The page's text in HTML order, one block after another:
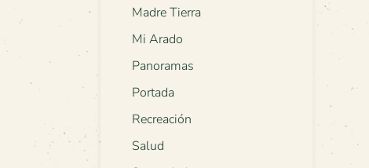
Madre Tierra
Mi Arado
Panoramas
Portada
Recreación
Salud